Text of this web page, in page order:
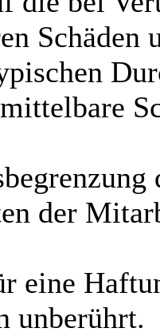
der
eine
unberührt.